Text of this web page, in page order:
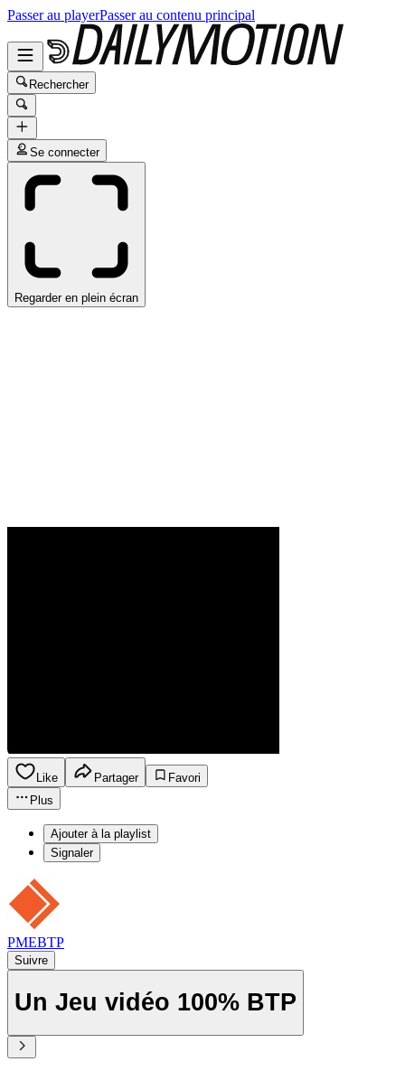
Passer au playerPasser au contenu principal
Rechercher
Se connecter
Regarder en plein écran
Like Partager
Favori
Plus
Ajouter à la playlist
Signaler
PMEBTP
Suivre
Un Jeu vidéo 100% BTP